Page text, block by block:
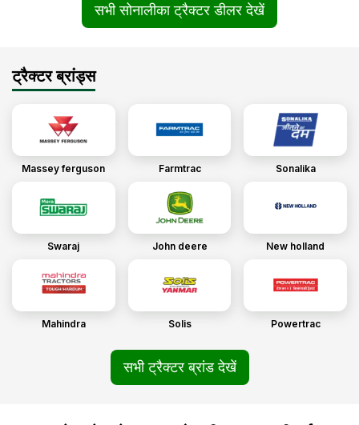
सभी सोनालीका ट्रैक्टर डीलर देखें
ट्रैक्टर ब्रांड्स
Massey ferguson Farmtrac Sonalika
Swaraj John deere New holland
Mahindra Solis Powertrac
सभी ट्रैक्टर ब्रांड देखें